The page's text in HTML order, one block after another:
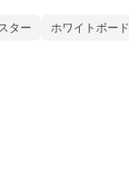
ター
ホワイトボード